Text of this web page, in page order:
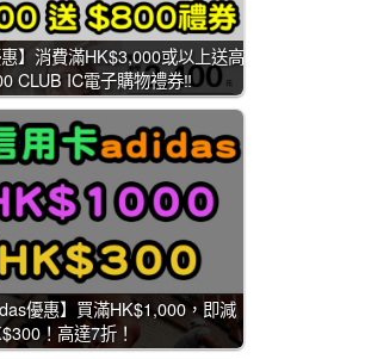
惠】消費滿HK$3,000或以上送高
CLUB IC電子購物禮券‼️
優惠】買滿HK$1,000，即減
！高達7折！